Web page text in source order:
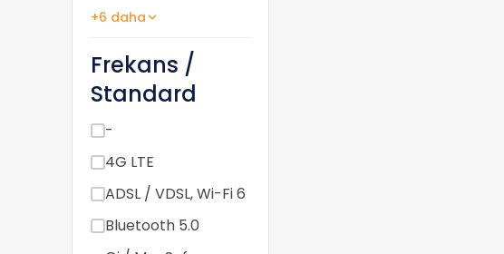
+6 daha
Frekans /
Standard
-
4G LTE
ADSL / VDSL, Wi-Fi 6
Bluetooth 5.0